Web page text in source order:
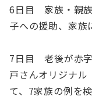
6日目 家族・親
子への援助、家族
7日目 老後が赤
戸さんオリジナル
て、7家族の例を